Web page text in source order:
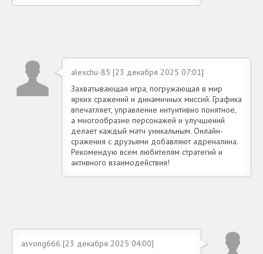
alexchu-85 [23 декабря 2025 07:01]
Захватывающая игра, погружающая в мир
ярких сражений и динамичных миссий. Графика
впечатляет, управление интуитивно понятное,
а многообразие персонажей и улучшений
делает каждый матч уникальным. Онлайн-
сражения с друзьями добавляют адреналина.
Рекомендую всем любителям стратегий и
активного взаимодействия!
asvong666 [23 декабря 2025 04:00]